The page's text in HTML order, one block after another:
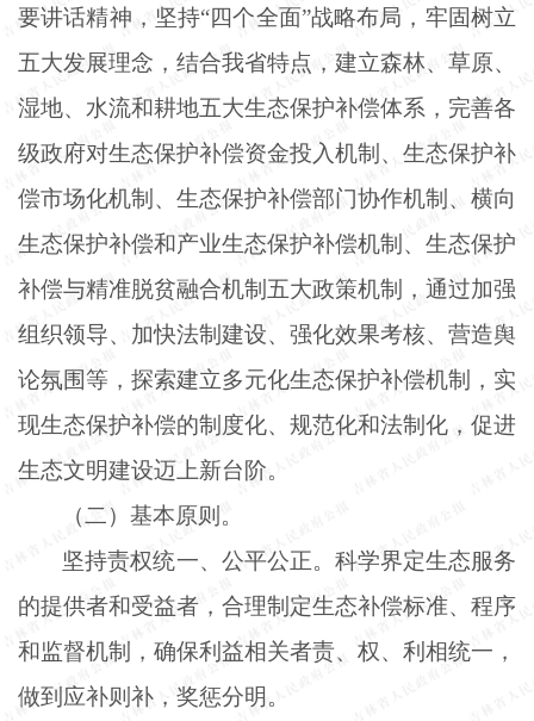
要讲话精神，坚持“四个全面”战略布局，牢固树立
五大发展理念，结合我省特点，建立森林、草原、
湿地、水流和耕地五大生态保护补偿体系，完善各
级政府对生态保护补偿资金投入机制、生态保护补
偿市场化机制、生态保护补偿部门协作机制、横向
生态保护补偿和产业生态保护补偿机制、生态保护
补偿与精准脱贫融合机制五大政策机制，通过加强
组织领导、加快法制建设、强化效果考核、营造舆
论氛围等，探索建立多元化生态保护补偿机制，实
现生态保护补偿的制度化、规范化和法制化，促进
生态文明建设迈上新台阶。
（二）基本原则。
坚持责权统一、公平公正。科学界定生态服务
的提供者和受益者，合理制定生态补偿标准、程序
和监督机制，确保利益相关者责、权、利相统一，
做到应补则补，奖惩分明。